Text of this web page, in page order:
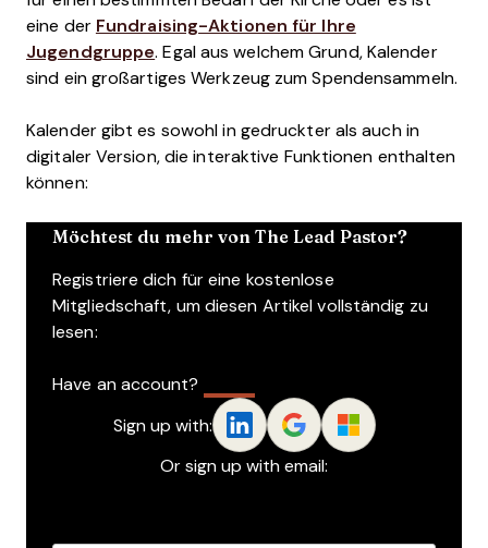
eine der Fundraising-Aktionen für Ihre
Jugendgruppe. Egal aus welchem Grund, Kalender
sind ein großartiges Werkzeug zum Spendensammeln.
Kalender gibt es sowohl in gedruckter als auch in
digitaler Version, die interaktive Funktionen enthalten
können:
Möchtest du mehr von The Lead Pastor?
Registriere dich für eine kostenlose
Mitgliedschaft, um diesen Artikel vollständig zu
lesen:
Have an account?
Sign up with:
Or sign up with email: